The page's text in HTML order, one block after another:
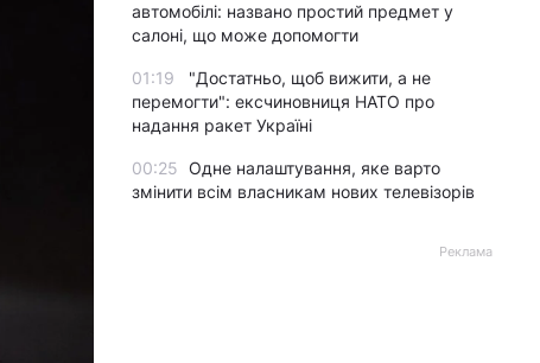
автомобілі: названо простий предмет у
салоні, що може допомогти
01:19
"Достатньо, щоб вижити, а не
перемогти": ексчиновниця НАТО про
надання ракет Україні
00:25 Одне налаштування, яке варто
змінити всім власникам нових телевізорів
Реклама